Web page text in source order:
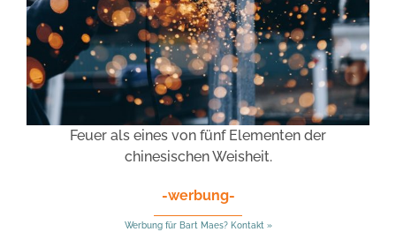
Feuer als eines von fünf Elementen der
chinesischen Weisheit.
-werbung-
Werbung für Bart Maes? Kontakt »